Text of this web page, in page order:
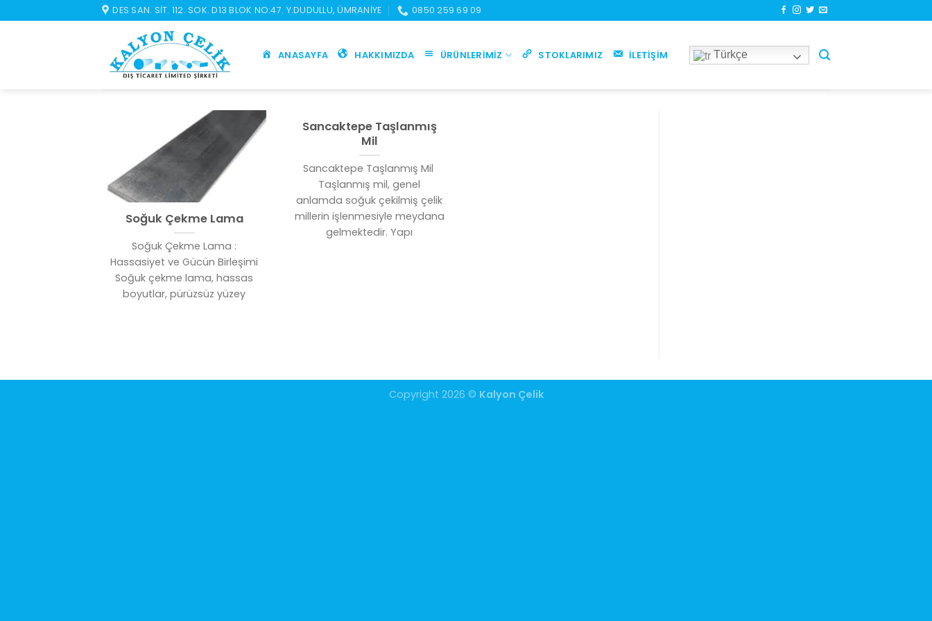
atla
DES SAN. SIT. 112. SOK. D13 BLOK NO:47. Y.DUDULLU, ÜMRANIYE 0850 259 69 09
ANASAYFA HAKKIMIZDA ÜRÜNLERIMIZ STOKLARIMIZ İLETIŞIM Türkçe
Soğuk Çekme Lama
Soğuk Çekme Lama :
Hassasiyet ve Gücün Birleşimi
Soğuk çekme lama, hassas
boyutlar, pürüzsüz yüzey
Sancaktepe Taşlanmış
Mil
Sancaktepe Taşlanmış Mil
Taşlanmış mil, genel
anlamda soğuk çekilmiş çelik
millerin işlenmesiyle meydana
gelmektedir. Yapı
Copyright 2026 © Kalyon Çelik